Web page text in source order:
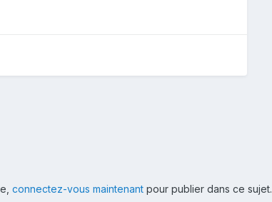
connectez-vous maintenant pour publier dans ce sujet.